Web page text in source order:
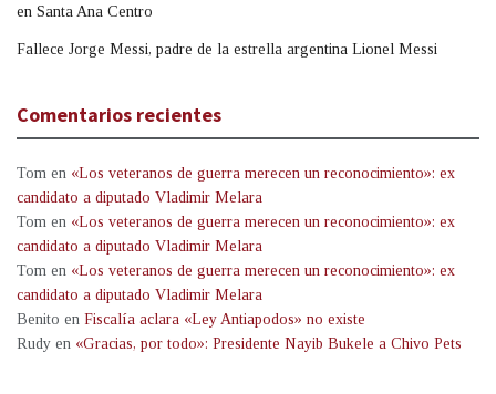
en Santa Ana Centro
Fallece Jorge Messi, padre de la estrella argentina Lionel Messi
Comentarios recientes
Tom en «Los veteranos de guerra merecen un reconocimiento»: ex
candidato a diputado Vladimir Melara
Tom en «Los veteranos de guerra merecen un reconocimiento»: ex
candidato a diputado Vladimir Melara
Tom en «Los veteranos de guerra merecen un reconocimiento»: ex
candidato a diputado Vladimir Melara
Benito en Fiscalía aclara «Ley Antiapodos» no existe
Rudy en «Gracias, por todo»: Presidente Nayib Bukele a Chivo Pets